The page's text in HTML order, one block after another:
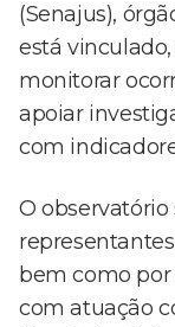
(Senajus),
está
monitorar
apoiar
com
O
bem como por
com atuação